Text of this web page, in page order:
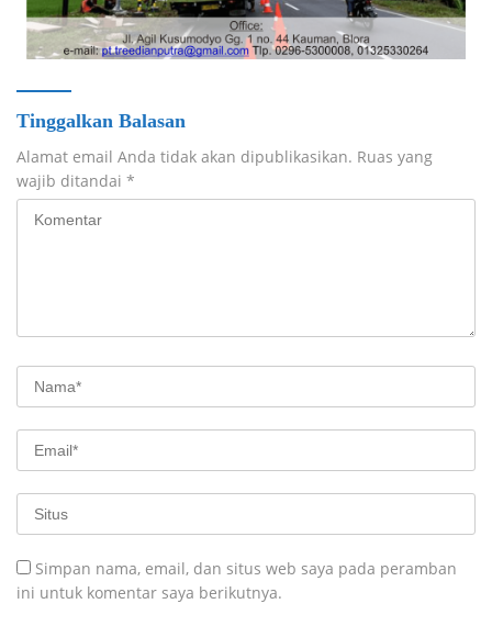
Tinggalkan Balasan
Alamat email Anda tidak akan dipublikasikan. Ruas yang
wajib ditandai *
Simpan nama, email, dan situs web saya pada peramban
ini untuk komentar saya berikutnya.